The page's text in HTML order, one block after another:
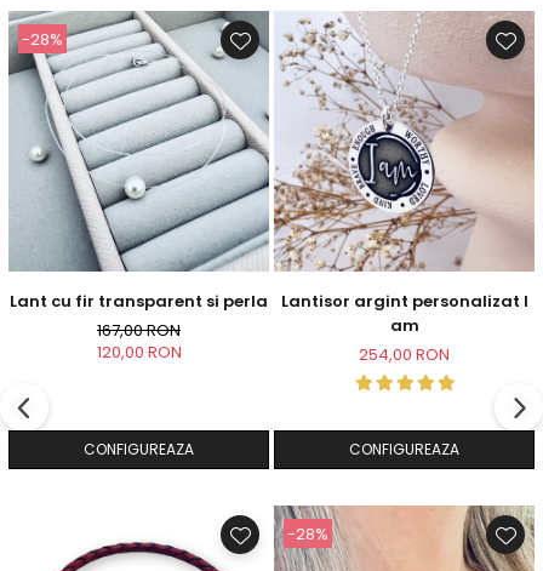
-28%
Lant cu fir transparent si perla
167,00 RON
120,00 RON
CONFIGUREAZA
Lantisor argint personalizat I
am
254,00 RON
CONFIGUREAZA
-28%